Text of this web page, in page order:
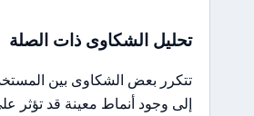
تحليل الشكاوى ذات الصلة
تتكرر بعض الشكاوى بين
إلى وجود أنماط معينة قد تؤثر